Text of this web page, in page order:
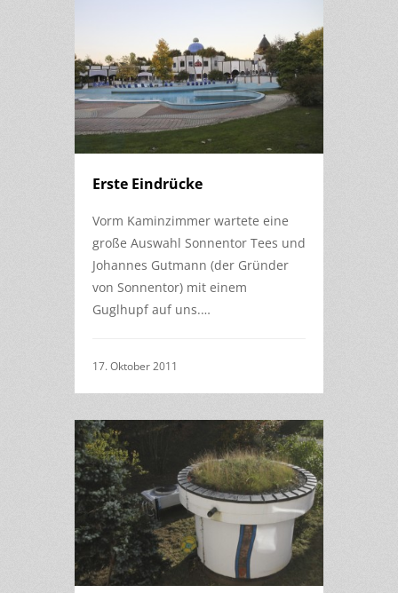
Erste Eindrücke
Vorm Kaminzimmer wartete eine
große Auswahl Sonnentor Tees und
Johannes Gutmann (der Gründer
von Sonnentor) mit einem
Guglhupf auf uns.…
17. Oktober 2011